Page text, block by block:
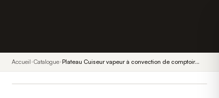
Accueil Catalogue Plateau Cuiseur vapeur à convection de comptoir
électrique Cleveland 22CET6.1 - 208V, 3 Phase, 12